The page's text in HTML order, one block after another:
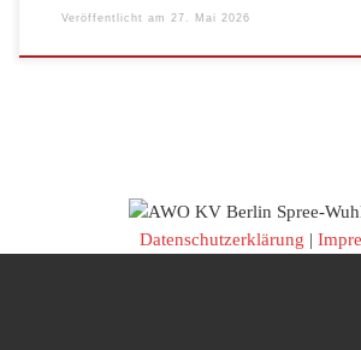
Veröffentlicht am 27. Mai 2026
Datenschutzerklärung |